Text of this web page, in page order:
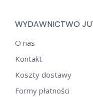
WYDAWNICTWO
O nas
Kontakt
Koszty dostawy
Formy płatności